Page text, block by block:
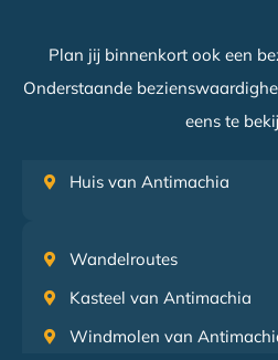
Plan jij binnenkort ook een
Onderstaande
eens te
Huis van Antimachia
Wandelroutes
Kasteel van Antimachia
Windmolen van